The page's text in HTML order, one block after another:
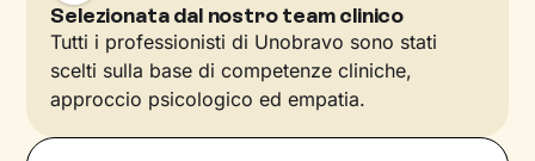
Selezionata dal nostro team clinico
Tutti i professionisti di Unobravo sono stati
scelti sulla base di competenze cliniche,
approccio psicologico ed empatia.